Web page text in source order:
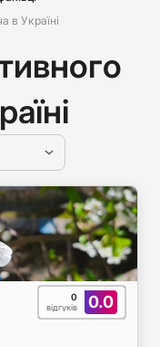
в Україні
0.0
0
відгуків